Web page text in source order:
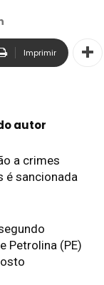
Imprimir
autor
a crimes
é sancionada
Petrolina (PE)